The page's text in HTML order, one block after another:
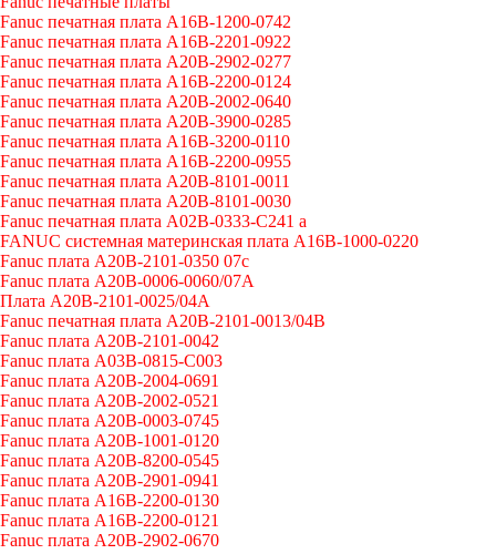
Fanuc печатная плата A16B-1200-0742
Fanuc печатная плата A16B-2201-0922
Fanuc печатная плата A20B-2902-0277
Fanuc печатная плата A16B-2200-0124
Fanuc печатная плата A20B-2002-0640
Fanuc печатная плата A20B-3900-0285
Fanuc печатная плата A16B-3200-0110
Fanuc печатная плата A16B-2200-0955
Fanuc печатная плата A20B-8101-0011
Fanuc печатная плата A20B-8101-0030
Fanuc печатная плата A02B-0333-C241 a
FANUC системная материнская плата A16B-1000-0220
Fanuc плата A20B-2101-0350 07c
Fanuc плата A20B-0006-0060/07A
Плата A20B-2101-0025/04A
Fanuc печатная плата A20B-2101-0013/04B
Fanuc плата A20B-2101-0042
Fanuc плата A03B-0815-C003
Fanuc плата A20B-2004-0691
Fanuc плата A20B-2002-0521
Fanuc плата A20B-0003-0745
Fanuc плата A20B-1001-0120
Fanuc плата A20B-8200-0545
Fanuc плата A20B-2901-0941
Fanuc плата A16B-2200-0130
Fanuc плата A16B-2200-0121
Fanuc плата A20B-2902-0670